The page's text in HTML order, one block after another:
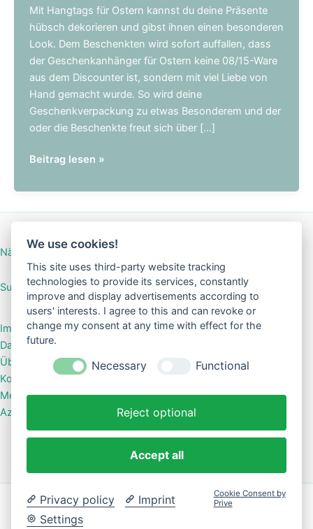
Mit Hangtags für Ostern kannst du deine Präsente
hübsch dekorieren und gibst ihnen einen besonderen
Look. Dem Beschenkten wird sofort auffallen, dass
der Geschenkanhänger für Ostern keine 08/15-Ware
aus dem Discounter ist, sondern mit viel Liebe von
Hand gemacht wurde. So wird deine
Geschenkverpackung zu etwas Besonderem und der
oder die Beschenkte freut sich über […]
Noch
Hangtags
für
Beitrag lesen »
Nähanleitung Mini-Börse
SuGar Design Shop
Impressum
Datenschutzerklärung
Über mich
Kontakt
Meine Shops bei Kasuwa
Azoo – das Shopsystem für kreative Labels
Copyright © 2026 Kreative Geschenke & Accessoires |
Präsentiert von
We use cookies!
This site uses third-party website tracking
technologies to provide its services, constantly
improve and display advertisements according to
users' interests. I agree to this and can revoke or
change my consent at any time with effect for the
future.
Necessary Functional
Reject optional
Accept all
Privacy policy
Imprint
Settings
Cookie Consent by
Prive